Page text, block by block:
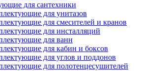
для сантехники
для унитазов
для смесителей и кранов
для инсталляций
для ванн
для кабин и боксов
для углов и поддонов
для полотенцесушителей